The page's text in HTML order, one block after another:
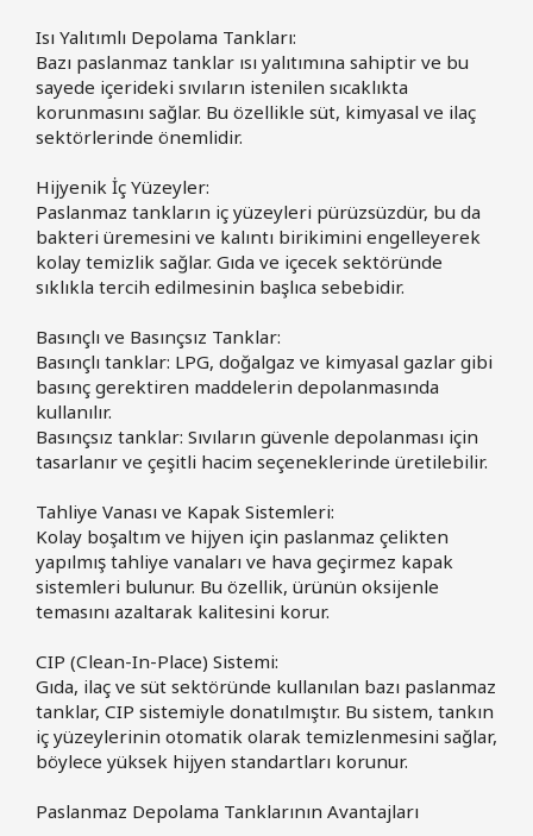
Isı Yalıtımlı Depolama Tankları:
Bazı paslanmaz tanklar ısı yalıtımına sahiptir ve bu
sayede içerideki sıvıların istenilen sıcaklıkta
korunmasını sağlar. Bu özellikle süt, kimyasal ve ilaç
sektörlerinde önemlidir.
Hijyenik İç Yüzeyler:
Paslanmaz tankların iç yüzeyleri pürüzsüzdür, bu da
bakteri üremesini ve kalıntı birikimini engelleyerek
kolay temizlik sağlar. Gıda ve içecek sektöründe
sıklıkla tercih edilmesinin başlıca sebebidir.
Basınçlı ve Basınçsız Tanklar:
Basınçlı tanklar: LPG, doğalgaz ve kimyasal gazlar gibi
basınç gerektiren maddelerin depolanmasında
kullanılır.
Basınçsız tanklar: Sıvıların güvenle depolanması için
tasarlanır ve çeşitli hacim seçeneklerinde üretilebilir.
Tahliye Vanası ve Kapak Sistemleri:
Kolay boşaltım ve hijyen için paslanmaz çelikten
yapılmış tahliye vanaları ve hava geçirmez kapak
sistemleri bulunur. Bu özellik, ürünün oksijenle
temasını azaltarak kalitesini korur.
CIP (Clean-In-Place) Sistemi:
Gıda, ilaç ve süt sektöründe kullanılan bazı paslanmaz
tanklar, CIP sistemiyle donatılmıştır. Bu sistem, tankın
iç yüzeylerinin otomatik olarak temizlenmesini sağlar,
böylece yüksek hijyen standartları korunur.
Paslanmaz Depolama Tanklarının Avantajları